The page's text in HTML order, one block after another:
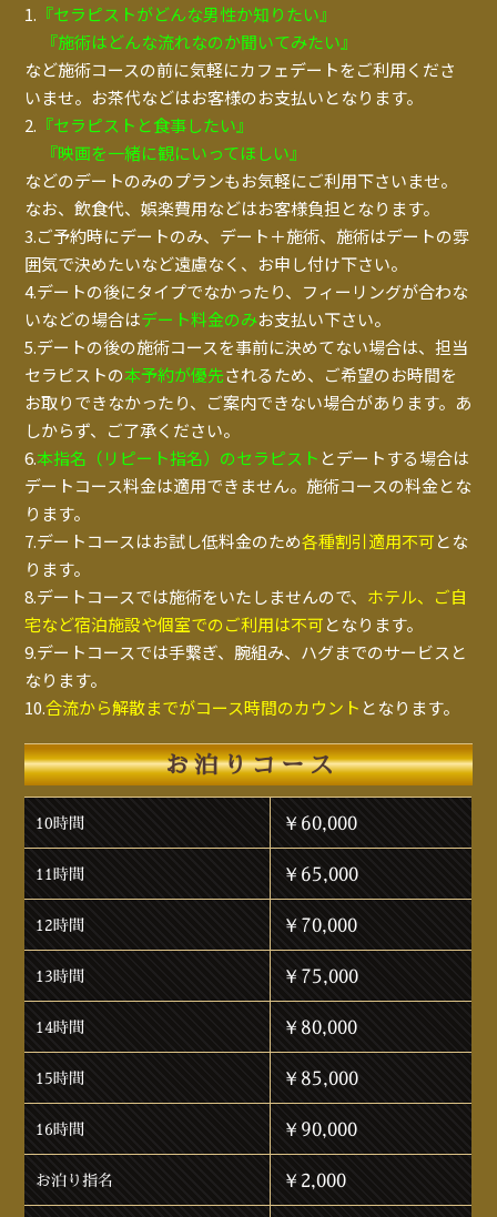
1. 『セラピストがどんな男性か知りたい』
『施術はどんな流れなのか聞いてみたい』
など施術コースの前に気軽にカフェデートをご利用くださ
いませ。お茶代などはお客様のお支払いとなります。
2. 『セラピストと食事したい』
『映画を一緒に観にいってほしい』
などのデートのみのプランもお気軽にご利用下さいませ。
なお、飲食代、娯楽費用などはお客様負担となります。
3.ご予約時にデートのみ、デート＋施術、施術はデートの雰
囲気で決めたいなど遠慮なく、お申し付け下さい。
4.デートの後にタイプでなかったり、フィーリングが合わな
いなどの場合はデート料金のみお支払い下さい。
5.デートの後の施術コースを事前に決めてない場合は、担当
セラピストの本予約が優先されるため、ご希望のお時間を
お取りできなかったり、ご案内できない場合があります。あ
しからず、ご了承ください。
6.本指名（リピート指名）のセラピスト とデートする場合は
デートコース料金は適用できません。施術コースの料金とな
ります。
7.デートコースはお試し低料金のため各種割引適用不可とな
ります。
8.デートコースでは施術をいたしませんので、 ホテル、ご自
宅など宿泊施設や個室でのご利用は不可となります。
9.デートコースでは手繋ぎ、腕組み、ハグまでのサービスと
なります。
10.合流から解散までがコース時間のカウント となります。
お泊りコース
10時間 ￥60,000
11時間 ￥65,000
12時間 ￥70,000
13時間 ￥75,000
14時間 ￥80,000
15時間 ￥85,000
16時間 ￥90,000
お泊り指名 ￥2,000